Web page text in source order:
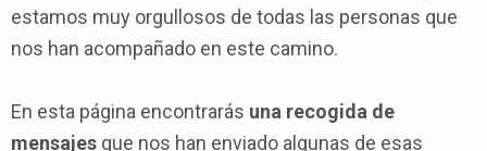
estamos muy orgullosos de todas las personas que
nos han acompañado en este camino.
En esta página encontrarás una recogida de
mensajes que nos han enviado algunas de esas